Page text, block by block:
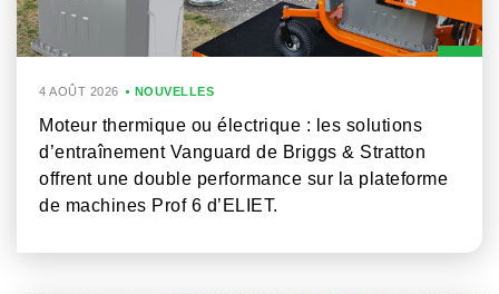
4 AOÛT 2026 NOUVELLES
Moteur thermique ou électrique : les solutions
d’entraînement Vanguard de Briggs & Stratton
offrent une double performance sur la plateforme
de machines Prof 6 d’ELIET.